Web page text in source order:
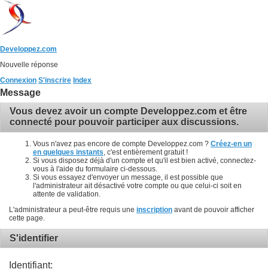
Developpez.com
Nouvelle réponse
Connexion S'inscrire Index
Message
Vous devez avoir un compte Developpez.com et être
connecté pour pouvoir participer aux discussions.
Vous n'avez pas encore de compte Developpez.com ? Créez-en un
en quelques instants , c'est entièrement gratuit !
Si vous disposez déjà d'un compte et qu'il est bien activé, connectez-
vous à l'aide du formulaire ci-dessous.
Si vous essayez d'envoyer un message, il est possible que
l'administrateur ait désactivé votre compte ou que celui-ci soit en
attente de validation.
L'administrateur a peut-être requis une inscription avant de pouvoir afficher
cette page.
S'identifier
Identifiant: